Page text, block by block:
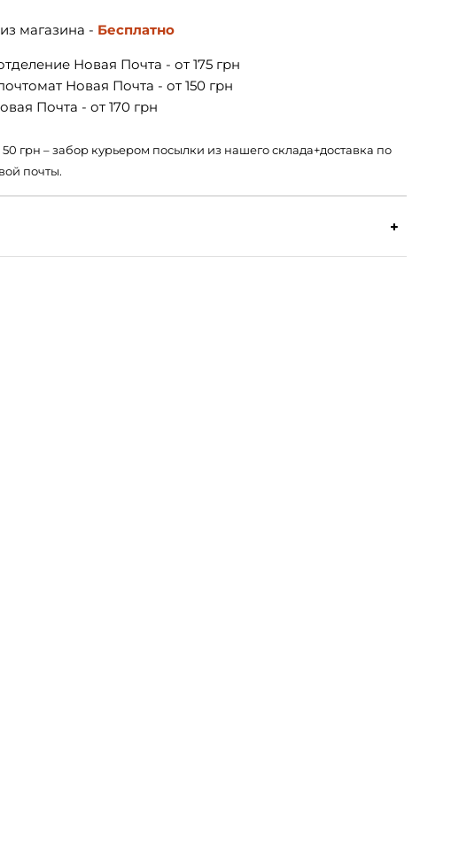
магазина - Бесплатно
Новая Почта - от 175 грн
Новая Почта - от 150 грн
Почта - от 170 грн
50 грн – забор курьером посылки из нашего склада+доставка по
почты.